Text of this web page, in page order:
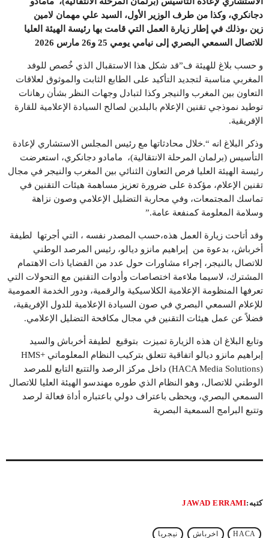
دجانكري، وكذا من طرف الوزير الأول، السيد علي مهمان لامين
زين ،وذلك في إطار زيارة العمل التي قامت بها رئيسة الهيئة العليا
للاتصال السمعي البصري إلى نيامي يومي 25 و26 مارس 2026
و حسب بلاغ للهيئة ف”قد شكل هذا الاستقبال الذي خُصص للوفد
المغربي مناسبة لتجديد التأكيد على الطابع الثابت والموثوق لعلاقات
التعاون بين المغرب والنيجر وكذا لتبادل وجهات النظر بشأن رهانات
توطيد نموذجي تقنين الإعلام بالبلدين لصالح السيادة الإعلامية للقارة
الإفريقية.
وذكر البلاغ انه “.خلال محادثاتها مع رئيس المجلس الاستشاري لإعادة
التأسيس (برلمان المرحلة الانتقالية)، مامادو دجانكري، استعرضت
رئيسة الهيئة العليا فرص التعاون الثنائي بين المغرب والنيجر في مجال
تقنين الإعلام، مؤكدة على ضرورة تعزيز مساهمة هيئات التقنين في
تماسك المجتمعات، وفي محاربة التضليل الإعلامي وصون نزاهة
وسلامة المعلومة كمنفعة عامة.”
وقد أتاحت زيارة العمل هذه،حسب المصدر نفسه ، التي أجرتها لطيفة
أخرباش، بدعوة من إبراهيم مانزو ديالو، رئيس المرصد الوطني
للاتصال بالنيجر، إجراء مشاورات حول عدد من القضايا ذات الاهتمام
المشترك، لاسيما ملاءمة اختصاصات وأدوات التقنين مع التحولات التي
تعرفها المنظومة الإعلامية الكلاسيكية والرقمية، ودور الخدمة العمومية
للإعلام السمعي البصري في صون السيادة الإعلامية للدول الإفريقية،
فضلاً عن عمل هيئات التقنين في مجال مكافحة التضليل الإعلامي.
وتابع البلاغ ان هذه الزيارة تميزت بتوقيع لطيفة أخرباش والسيد
إبراهيم مانزو ديالو اتفاقية تتعلق بتركيب النظام المعلوماتي HMS+
(HACA Media Solutions) داخل مركز الرصد والتتبع التابع للمرصد
الوطني للاتصال، وهو النظام الذي طوره مهندسو الهيئة العليا للاتصال
السمعي البصري، ويحظى باعتراف دولي باعتباره أداة فعالة لرصد
وتتبع البرامج السمعية البصرية
كتبه:JAWAD ERRAMI
HACA اخرباش نيجريا